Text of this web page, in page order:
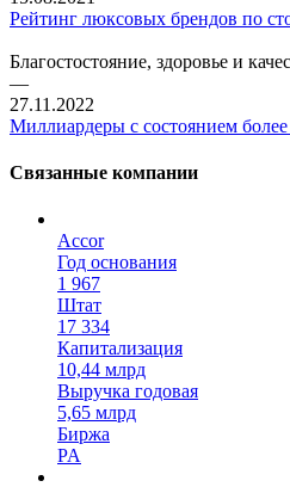
Рейтинг люксовых брендов по
Благостостояние, здоровье и
—
27.11.2022
Миллиардеры с состоянием
Связанные компании
Accor
Год основания
1 967
Штат
17 334
Капитализация
10,44 млрд
Выручка годовая
5,65 млрд
Биржа
PA